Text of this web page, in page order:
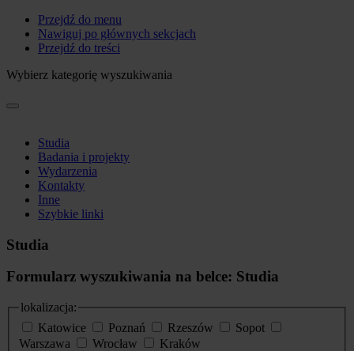
Przejdź do menu
Nawiguj po głównych sekcjach
Przejdź do treści
Wybierz kategorię wyszukiwania
Studia
Badania i projekty
Wydarzenia
Kontakty
Inne
Szybkie linki
Studia
Formularz wyszukiwania na belce: Studia
lokalizacja:
Katowice
Poznań Rzeszów
Sopot
Warszawa
Wrocław
Kraków